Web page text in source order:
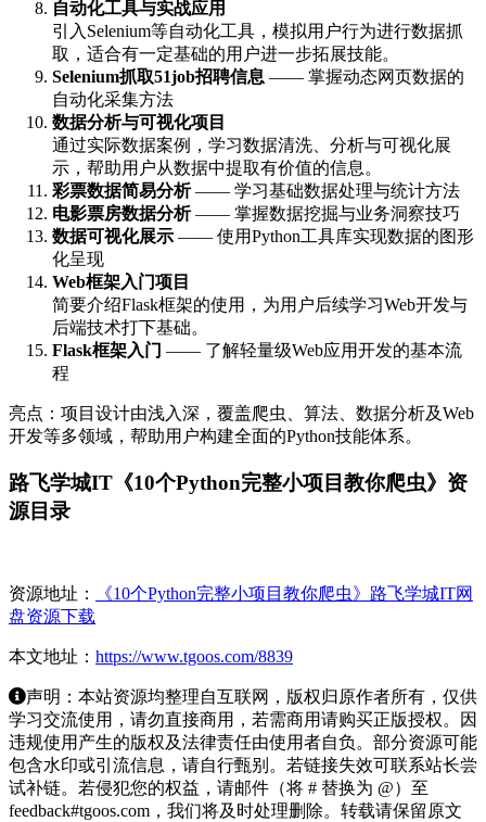
自动化工具与实战应用
引入Selenium等自动化工具，模拟用户行为进行数据抓
取，适合有一定基础的用户进一步拓展技能。
Selenium抓取51job招聘信息 —— 掌握动态网页数据的
自动化采集方法
数据分析与可视化项目
通过实际数据案例，学习数据清洗、分析与可视化展
示，帮助用户从数据中提取有价值的信息。
彩票数据简易分析—— 学习基础数据处理与统计方法
电影票房数据分析—— 掌握数据挖掘与业务洞察技巧
数据可视化展示 —— 使用Python工具库实现数据的图形
化呈现
Web框架入门项目
简要介绍Flask框架的使用，为用户后续学习Web开发与
后端技术打下基础。
Flask框架入门 —— 了解轻量级Web应用开发的基本流
程
亮点：项目设计由浅入深，覆盖爬虫、算法、数据分析及Web
开发等多领域，帮助用户构建全面的Python技能体系。
路飞学城IT《10个Python完整小项目教你爬虫》资
源目录
资源地址：
《10个Python完整小项目教你爬虫》路飞学城IT网
盘资源下载
本文地址： https://www.tgoos.com/8839
声明：本站资源均整理自互联网，版权归原作者所有，仅供
学习交流使用，请勿直接商用，若需商用请购买正版授权。因
违规使用产生的版权及法律责任由使用者自负。部分资源可能
包含水印或引流信息，请自行甄别。若链接失效可联系站长尝
试补链。若侵犯您的权益，请邮件（将 # 替换为 @）至
feedback#tgoos.com，我们将及时处理删除。转载请保留原文